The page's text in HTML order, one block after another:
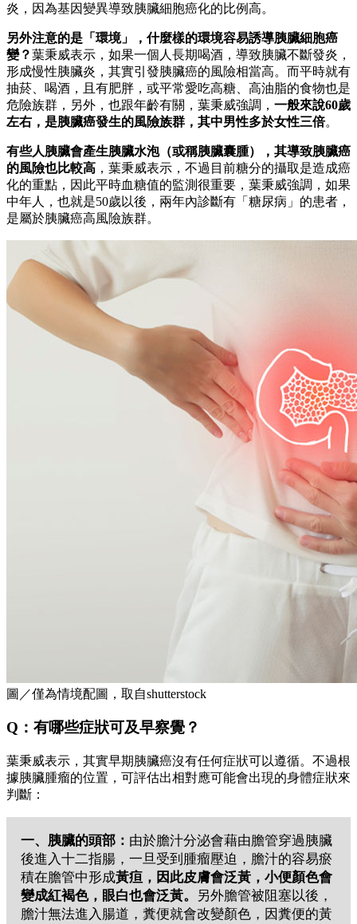
炎，因為基因變異導致胰臟細胞癌化的比例高。
另外注意的是「環境」，什麼樣的環境容易誘導胰臟細胞癌
變？葉秉威表示，如果一個人長期喝酒，導致胰臟不斷發炎，
形成慢性胰臟炎，其實引發胰臟癌的風險相當高。而平時就有
抽菸、喝酒，且有肥胖，或平常愛吃高糖、高油脂的食物也是
危險族群，另外，也跟年齡有關，葉秉威強調， 一般來說60歲
左右，是胰臟癌發生的風險族群，其中男性多於女性三倍。
有些人胰臟會產生胰臟水泡（或稱胰臟囊腫），其導致胰臟癌
的風險也比較高 ，葉秉威表示，不過目前糖分的攝取是造成癌
化的重點，因此平時血糖值的監測很重要，葉秉威強調，如果
中年人，也就是50歲以後，兩年內診斷有「糖尿病」的患者，
是屬於胰臟癌高風險族群。
圖／僅為情境配圖，取自shutterstock
Q：有哪些症狀可及早察覺？
葉秉威表示，其實早期胰臟癌沒有任何症狀可以遵循。不過根
據胰臟腫瘤的位置，可評估出相對應可能會出現的身體症狀來
判斷：
一、胰臟的頭部： 由於膽汁分泌會藉由膽管穿過胰臟
後進入十二指腸，一旦受到腫瘤壓迫，膽汁的容易瘀
積在膽管中形成黃疸，因此皮膚會泛黃，小便顏色會
變成紅褐色，眼白也會泛黃。
另外膽管被阻塞以後，
膽汁無法進入腸道，糞便就會改變顏色，因糞便的黃